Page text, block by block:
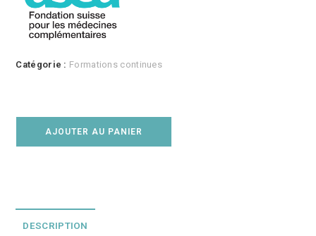
Catégorie : Formations continues
AJOUTER AU PANIER
DESCRIPTION